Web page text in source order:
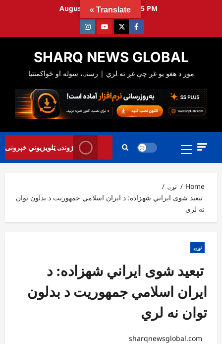
August 8, 2026 12:23:26 PM
Facebook
Twitter
Youtube
Instagram
SHARQ NEWS GLOBAL
Primary
ژوندۍ ټلویزیوني خپرونی
Home
نړۍ
تبعید شوی ایراني شهزاده: د ایران اسلامي جمهوریت د بدلون توان
نه لري
نړۍ
تبعید شوی ایراني شهزاده: د
ایران اسلامي جمهوریت د بدلون
توان نه لري
sharqnewsglobal.com
Translate »